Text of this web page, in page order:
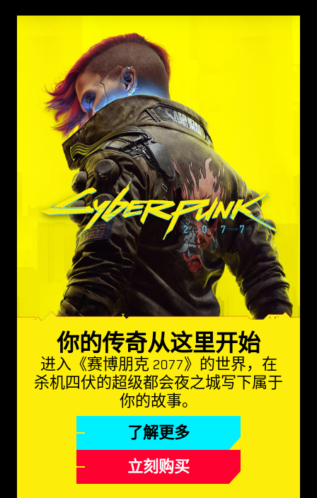
你的传奇从这里开始
进入《赛博朋克 2077》的世界，在
杀机四伏的超级都会夜之城写下属于
你的故事。
了解更多
立刻购买